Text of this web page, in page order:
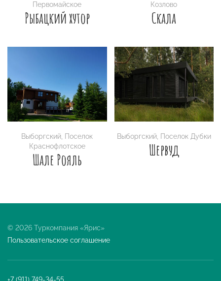
Первомайское
Рыбацкий хутор
Козлово
Скала
Выборгский Поселок
Краснофлотское
Шале Рояль
Выборгский, Поселок Дубки
Шервуд
© 2026 Туркомпания «Ярис»
Пользовательское соглашение
+7 (911) 749-34-55